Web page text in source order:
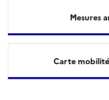
Mesures
Carte